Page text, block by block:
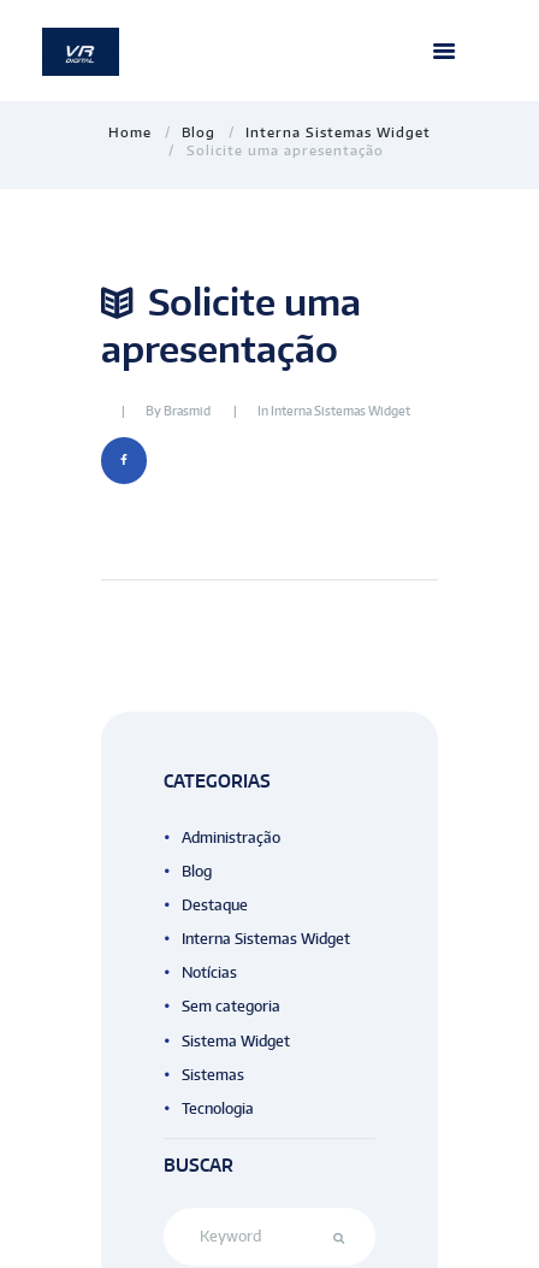
Home Blog
Interna Sistemas Widget
Solicite uma apresentação
Solicite uma
apresentação
By Brasmid In Interna Sistemas Widget
CATEGORIAS
Administração
Blog
Destaque
Interna Sistemas Widget
Notícias
Sem categoria
Sistema Widget
Sistemas
Tecnologia
BUSCAR